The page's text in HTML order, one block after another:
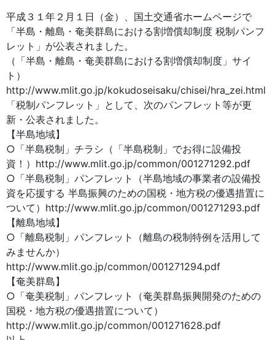
平成３１年２月１日（金）、国土交通省ホームページで
「半島・離島・奄美群島における割増償却制度 税制パンフ
レット」が公表されました。
（「半島・離島・奄美群島における割増償却制度」サイ
ト）
http://www.mlit.go.jp/kokudoseisaku/chisei/hra_zei.html
「税制パンフレット」として、次のパンフレット等が更
新・公表されました。
【半島地域】
○「半島税制」チラシ（「半島税制」でお得に設備投
資！）http://www.mlit.go.jp/common/001271292.pdf
○「半島税制」パンフレット（半島地域の事業者の設備投
資を応援する 半島振興のための国税・地方税の優遇措置に
ついて）http://www.mlit.go.jp/common/001271293.pdf
【離島地域】
○「離島税制」パンフレット（離島の税制特例を活用して
みませんか）
http://www.mlit.go.jp/common/001271294.pdf
【奄美群島】
○「奄美税制」パンフレット（奄美群島振興開発のための
国税・地方税の優遇措置について）
http://www.mlit.go.jp/common/001271628.pdf